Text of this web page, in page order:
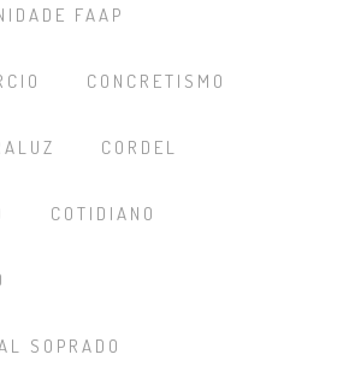
FAAP
CONCRETISMO
CORDEL
COTIDIANO
SOPRADO